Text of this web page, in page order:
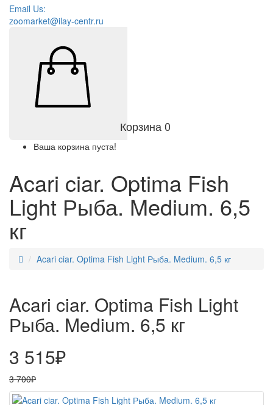
Email Us:
zoomarket@ilay-centr.ru
Корзина0
Ваша корзина пуста!
Acari ciar. Optima Fish
Light Рыба. Medium. 6,5
кг
Acari ciar. Optima Fish Light Рыба. Medium. 6,5 кг
Acari ciar. Optima Fish Light
Рыба. Medium. 6,5 кг
3 515₽
3 700₽